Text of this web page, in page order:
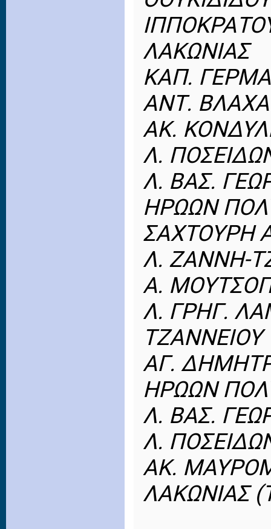
ΛΑΚΩΝΙΑΣ
ΚΑΠ. ΓΕΡΜΑ
ΑΝΤ.
ΑΚ.
Λ.
Λ. ΒΑΣ.
ΗΡΩΩΝ
ΣΑΧΤΟΥΡΗ
Λ. ΖΑΝΝΗ-
Α.
Λ. ΓΡΗΓ.
ΤΖΑΝΝΕΙΟΥ
ΑΓ.
ΗΡΩΩΝ
Λ. ΒΑΣ.
Λ.
ΑΚ.
ΛΑΚΩΝΙΑΣ